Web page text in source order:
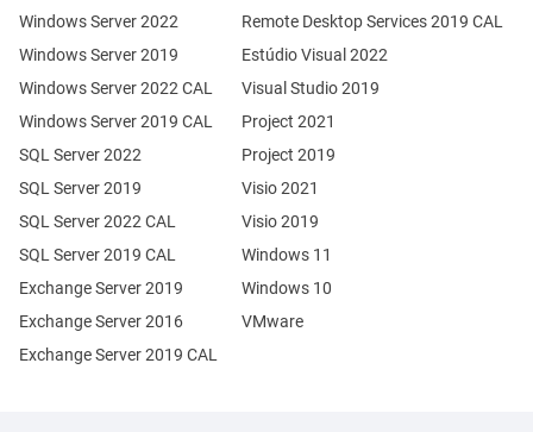
Windows Server 2022
Windows Server 2019
Exchange Server 2019
Exchange Server 2016
SQL Server 2022
SQL Server 2019
Windows Server 2022 CAL
Windows Server 2019 CAL
SQL Server 2022 CAL
SQL Server 2019 CAL
Remote Desktop Services 2019 CAL
Exchange Server 2019 CAL
Estúdio Visual 2022
Visual Studio 2019
Project 2021
Project 2019
Visio 2021
Visio 2019
Windows 11
Windows 10
VMware